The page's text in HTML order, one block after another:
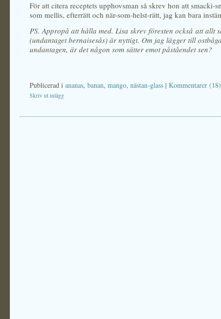
För att citera receptets upphovsman så skrev hon att smacki-
som mellis, efterrätt och när-som-helst-rätt, jag kan bara
PS. Appropå att hålla med. Lisa skrev föresten också att allt
(undantaget bernaisesås) är nyttigt. Om jag lägger till
undantagen, är det någon som sätter emot påståendet sen?
Publicerad i ananas, banan, mango, nästan-glass | Kommentarer (18)
Skriv ut inlägg